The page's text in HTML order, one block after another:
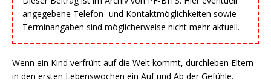
angegebene Telefon- und Kontaktmöglichkeiten sowie
Terminangaben sind möglicherweise nicht mehr aktuell.
Wenn ein Kind verfrüht auf die Welt kommt, durchleben Eltern
in den ersten Lebenswochen ein Auf und Ab der Gefühle.